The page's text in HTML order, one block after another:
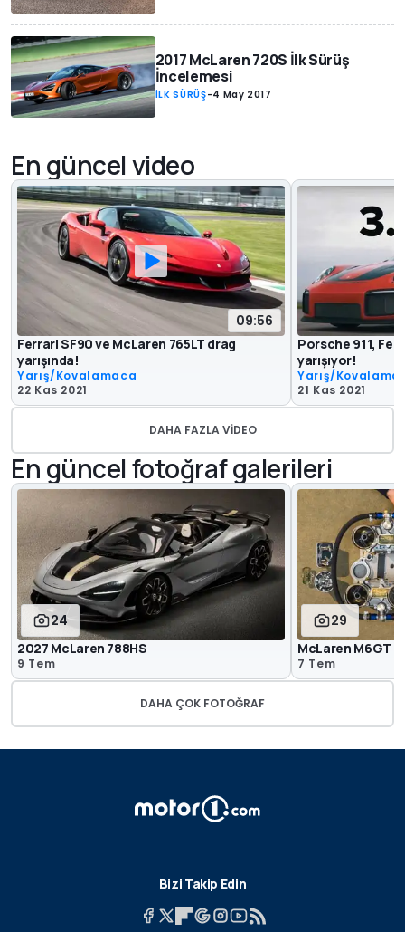
2017 McLaren 720S İlk Sürüş
İncelemesi
İLK SÜRÜŞ-4 May 2017
En güncel video
09:56
Ferrari SF90 ve McLaren 765LT drag
yarışında!
Yarış/Kovalamaca
22 Kas 2021
Porsche 911,
yarışıyor!
Yarış/
21 Kas 2021
DAHA FAZLA VIDEO
En güncel fotoğraf galerileri
24
2027 McLaren 788HS
9 Tem
29
McLaren M6GT
7 Tem
DAHA ÇOK FOTOĞRAF
Bizi Takip Edin